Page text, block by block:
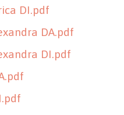
DI.pdf
DA.pdf
DI.pdf